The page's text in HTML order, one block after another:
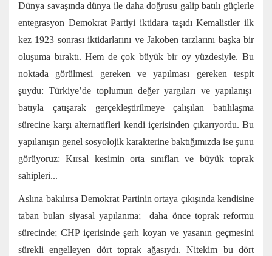
Dünya savaşında dünya ile daha doğrusu galip batılı güçlerle
entegrasyon Demokrat Partiyi iktidara taşıdı Kemalistler ilk
kez 1923 sonrası iktidarlarını ve Jakoben tarzlarını başka bir
oluşuma bıraktı. Hem de çok büyük bir oy yüzdesiyle. Bu
noktada görülmesi gereken ve yapılması gereken tespit
şuydu: Türkiye’de toplumun değer yargıları ve yapılanışı
batıyla çatışarak gerçekleştirilmeye çalışılan batılılaşma
sürecine karşı alternatifleri kendi içerisinden çıkarıyordu. Bu
yapılanışın genel sosyolojik karakterine baktığımızda ise şunu
görüyoruz: Kırsal kesimin orta sınıfları ve büyük toprak
sahipleri...
Aslına bakılırsa Demokrat Partinin ortaya çıkışında kendisine
taban bulan siyasal yapılanma; daha önce toprak reformu
sürecinde; CHP içerisinde şerh koyan ve yasanın geçmesini
sürekli engelleyen dört toprak ağasıydı. Nitekim bu dört